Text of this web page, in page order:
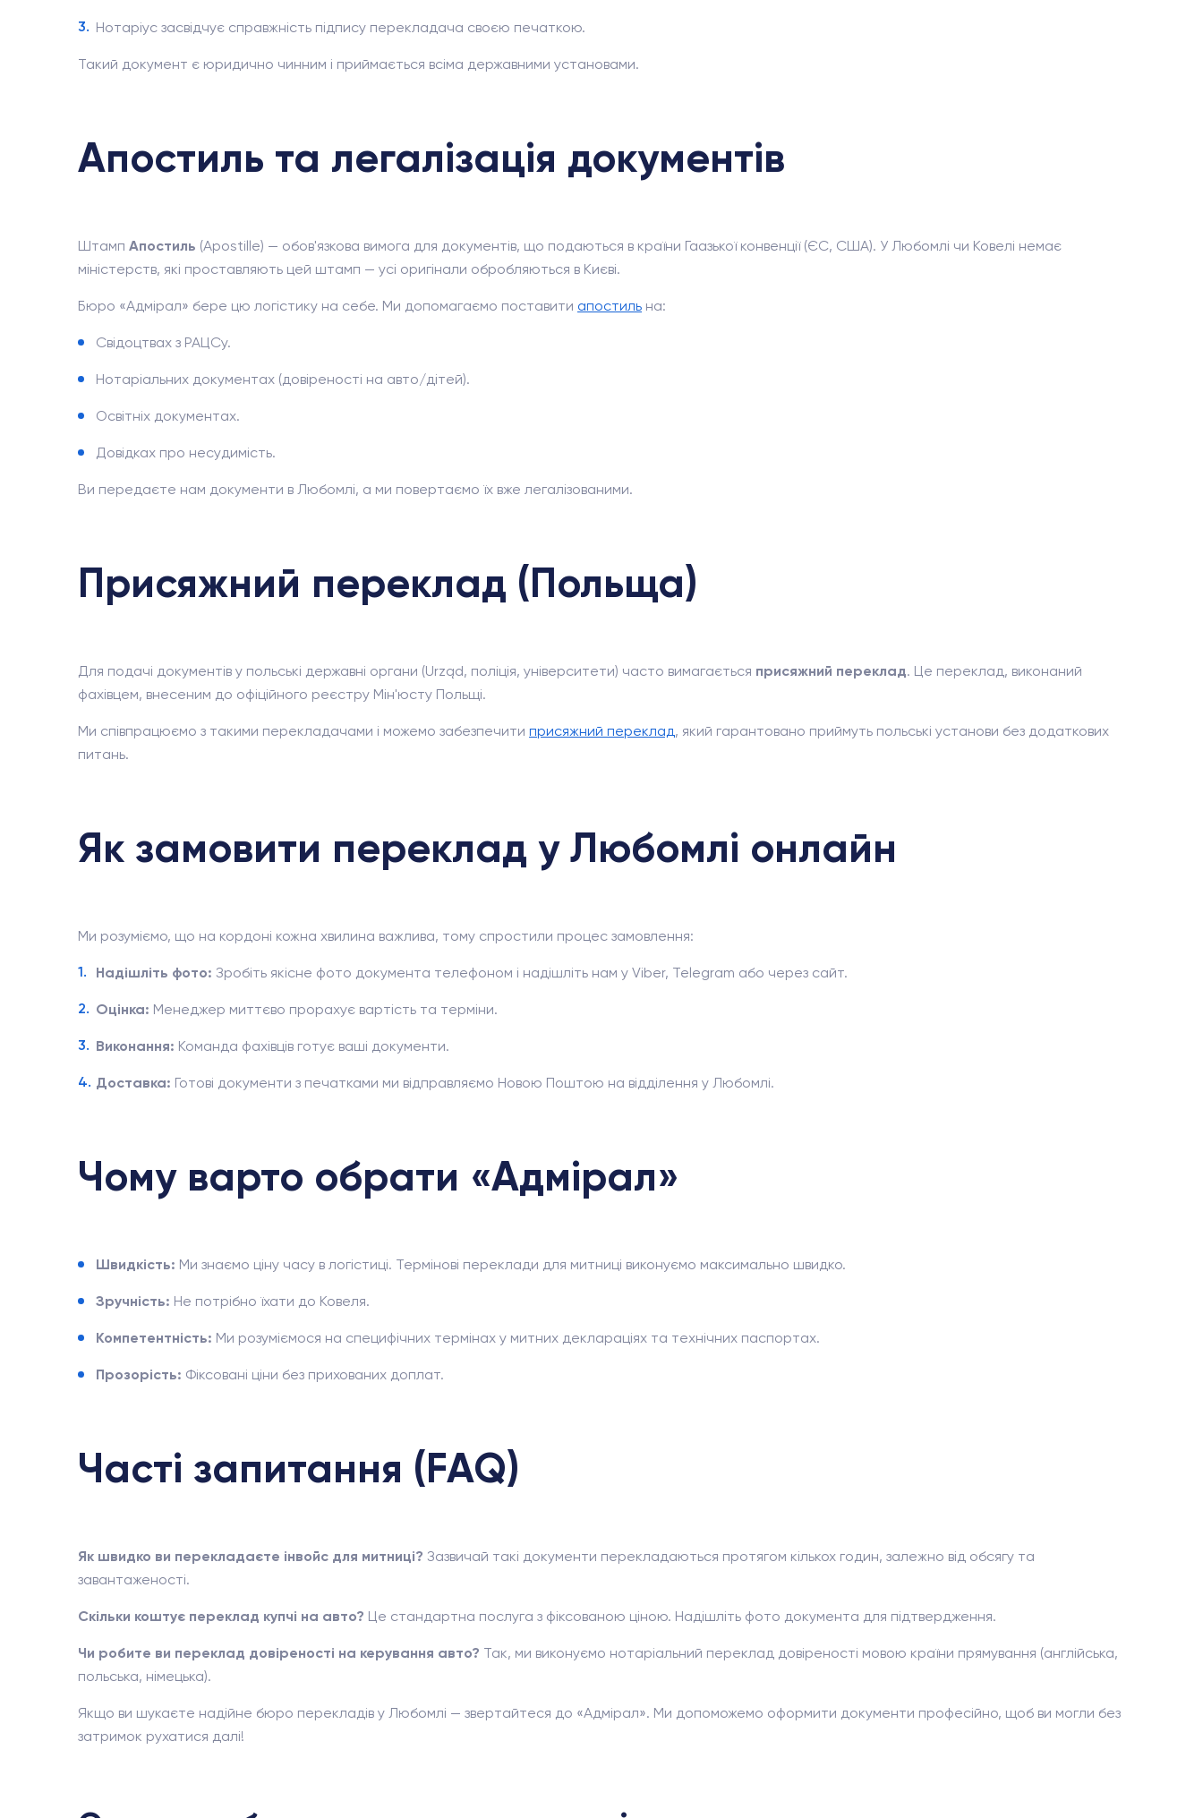
Нотаріус засвідчує справжність підпису перекладача своєю печаткою.
Такий документ є юридично чинним і приймається всіма державними установами.
Апостиль та легалізація документів
Штамп Апостиль (Apostille) — обов'язкова вимога для документів, що подаються в країни Гаазької конвенції (ЄС, США). У Любомлі чи Ковелі немає
міністерств, які проставляють цей штамп — усі оригінали обробляються в Києві.
Бюро «Адмірал» бере цю логістику на себе. Ми допомагаємо поставити апостиль на:
Свідоцтвах з РАЦСу.
Нотаріальних документах (довіреності на авто/дітей).
Освітніх документах.
Довідках про несудимість.
Ви передаєте нам документи в Любомлі, а ми повертаємо їх вже легалізованими.
Присяжний переклад (Польща)
Для подачі документів у польські державні органи (Urząd, поліція, університети) часто вимагається присяжний переклад. Це переклад, виконаний
фахівцем, внесеним до офіційного реєстру Мін'юсту Польщі.
Ми співпрацюємо з такими перекладачами і можемо забезпечити присяжний переклад, який гарантовано приймуть польські установи без додаткових
питань.
Як замовити переклад у Любомлі онлайн
Ми розуміємо, що на кордоні кожна хвилина важлива, тому спростили процес замовлення:
Надішліть фото: Зробіть якісне фото документа телефоном і надішліть нам у Viber, Telegram або через сайт.
Оцінка: Менеджер миттєво прорахує вартість та терміни.
Виконання: Команда фахівців готує ваші документи.
Доставка: Готові документи з печатками ми відправляємо Новою Поштою на відділення у Любомлі.
Чому варто обрати «Адмірал»
Швидкість: Ми знаємо ціну часу в логістиці. Термінові переклади для митниці виконуємо максимально швидко.
Зручність: Не потрібно їхати до Ковеля.
Компетентність: Ми розуміємося на специфічних термінах у митних деклараціях та технічних паспортах.
Прозорість: Фіксовані ціни без прихованих доплат.
Часті запитання (FAQ)
Як швидко ви перекладаєте інвойс для митниці? Зазвичай такі документи перекладаються протягом кількох годин, залежно від обсягу та
завантаженості.
Скільки коштує переклад купчі на авто? Це стандартна послуга з фіксованою ціною. Надішліть фото документа для підтвердження.
Чи робите ви переклад довіреності на керування авто? Так, ми виконуємо нотаріальний переклад довіреності мовою країни прямування (англійська,
польська, німецька).
Якщо ви шукаєте надійне бюро перекладів у Любомлі — звертайтеся до «Адмірал». Ми допоможемо оформити документи професійно, щоб ви могли без
затримок рухатися далі!